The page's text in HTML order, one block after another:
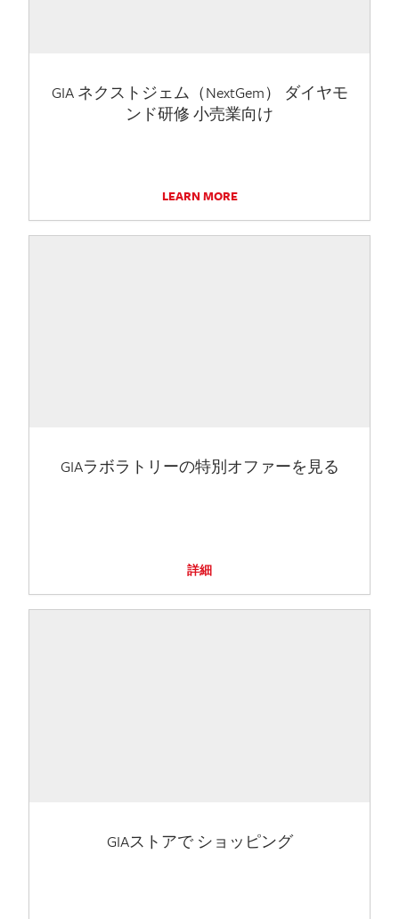
GIA ネクストジェム（NextGem） ダイヤモ
ンド研修 小売業向け
LEARN MORE
GIAラボラトリーの特別オファーを見る
詳細
GIAストアで ショッピング